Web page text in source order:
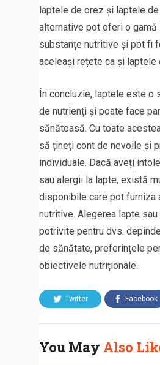
laptele de orez și laptele
alternative pot oferi o gamă
substanțe nutritive și pot fi
aceleași rețete ca și laptele
În concluzie, laptele este o
de nutrienți și poate face
sănătoasă. Cu toate
să țineți cont de nevoile și
individuale. Dacă aveți
sau alergii la lapte, există
disponibile care pot furniza
nutritive. Alegerea lapte
potrivite pentru dvs.
de sănătate, preferințele
obiectivele nutriționale.
Twitter Facebook
You May Also